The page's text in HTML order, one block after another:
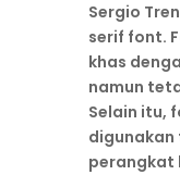
Sergio
serif font.
khas
namun
Selain itu,
digunakan
perangkat